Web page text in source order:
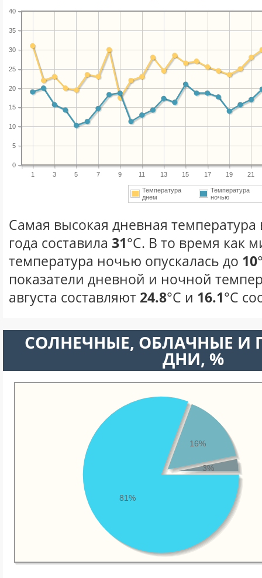
1 3 5 7 9 11 13 15 17 19 21
0
5
10
15
20
25
30
35
40
Температура
днем
Температура
ночью
Самая высокая дневная температура
года составила 31°С. В то время как
температура ночью опускалась до 10
показатели дневной и ночной
августа составляют 24.8°С и 16.1°С
CОЛНЕЧНЫЕ, ОБЛАЧНЫЕ И
ДНИ, %
81%
16%
3%